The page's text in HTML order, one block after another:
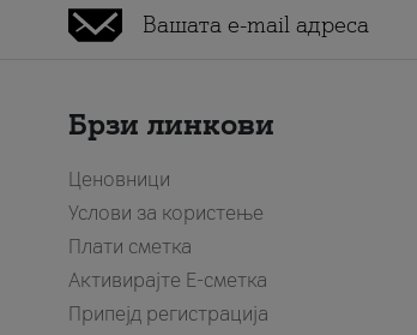
Брзи линкови
Ценовници
Услови за користење
Плати сметка
Активирајте Е-сметка
Припејд регистрација